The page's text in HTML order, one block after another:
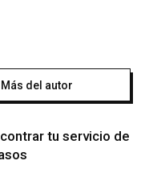
Más del autor
tu servicio de